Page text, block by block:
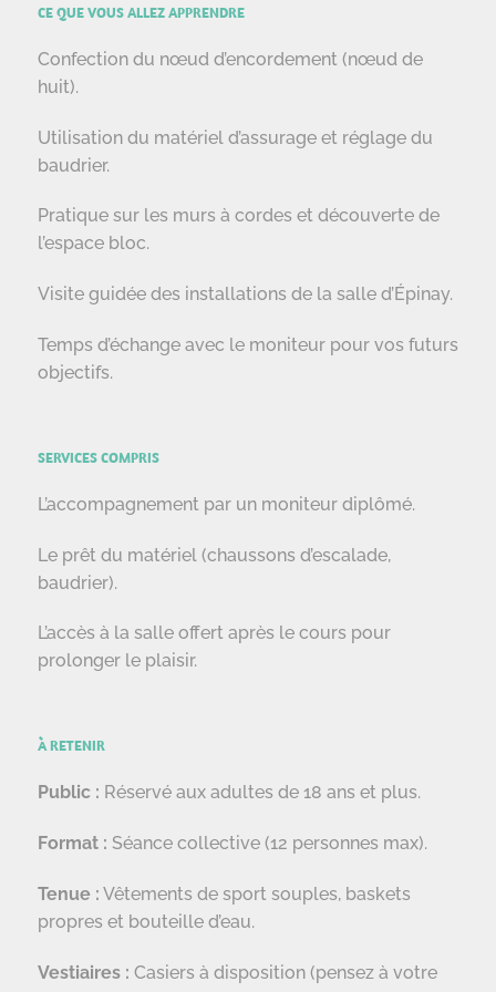
CE QUE VOUS ALLEZ APPRENDRE
Confection du nœud d’encordement (nœud de
huit).
Utilisation du matériel d’assurage et réglage du
baudrier.
Pratique sur les murs à cordes et découverte de
l’espace bloc.
Visite guidée des installations de la salle d’Épinay.
Temps d’échange avec le moniteur pour vos futurs
objectifs.
SERVICES COMPRIS
L’accompagnement par un moniteur diplômé.
Le prêt du matériel (chaussons d’escalade,
baudrier).
L’accès à la salle offert après le cours pour
prolonger le plaisir.
À RETENIR
Public : Réservé aux adultes de 18 ans et plus.
Format : Séance collective (12 personnes max).
Tenue : Vêtements de sport souples, baskets
propres et bouteille d’eau.
Vestiaires : Casiers à disposition (pensez à votre